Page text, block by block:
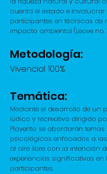
cuenta el estado e involucrar
participantes en técnicas de
impacto ambiental (Leave no
Metodología:
Vivencial 100%.
Temática:
Mediante el desarrollo de un
lúdico y recreativo dirigido
Playerito se abordarán
psicológicos enfocados a
al aire libre con la intención
experiencias significativas en
participantes.